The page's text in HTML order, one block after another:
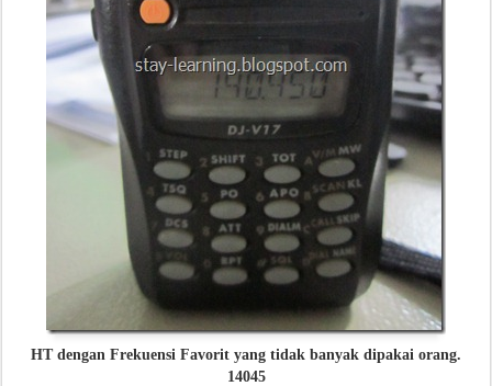
HT dengan Frekuensi Favorit yang tidak banyak dipakai orang.
14045